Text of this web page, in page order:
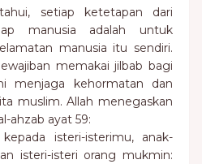
setiap ketetapan dari
manusia adalah untuk
manusia itu sendiri.
memakai jilbab bagi
menjaga kehormatan dan
muslim. Allah menegaskan
ahzab ayat 59:
isteri-isterimu, anak-
isteri-isteri orang mukmin: